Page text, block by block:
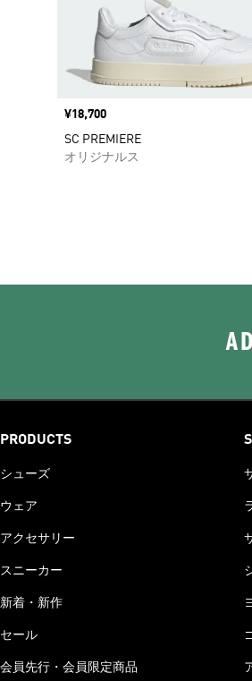
価格
¥18,700
SC PREMIERE
オリジナルス
PRODUCTS
シューズ
ウェア
アクセサリー
スニーカー
新着・新作
セール
会員先行・会員限定商品